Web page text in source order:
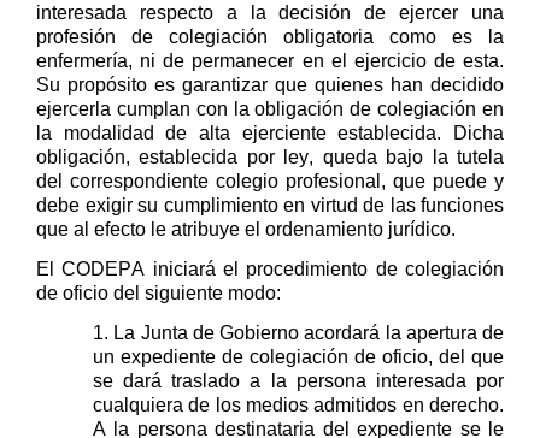
interesada respecto a la decisión de ejercer una
profesión de colegiación obligatoria como es la
enfermería, ni de permanecer en el ejercicio de esta.
Su propósito es garantizar que quienes han decidido
ejercerla cumplan con laobligación de colegiación en
la modalidad de alta ejerciente establecida. Dicha
obligación, establecida por ley, queda bajo la tutela
del correspondiente colegio profesional, que puede y
debe exigir su cumplimiento en virtud de las funciones
que al efecto le atribuye el ordenamiento jurídico.
El CODEPA iniciará el procedimiento de colegiación
de oficio del siguiente modo:
1. La Junta de Gobiernoacordará la apertura de
un expediente de colegiación de oficio, del que
se dará traslado a la persona interesada por
cualquiera de los mediosadmitidos en derecho.
A la persona destinataria del expediente se le